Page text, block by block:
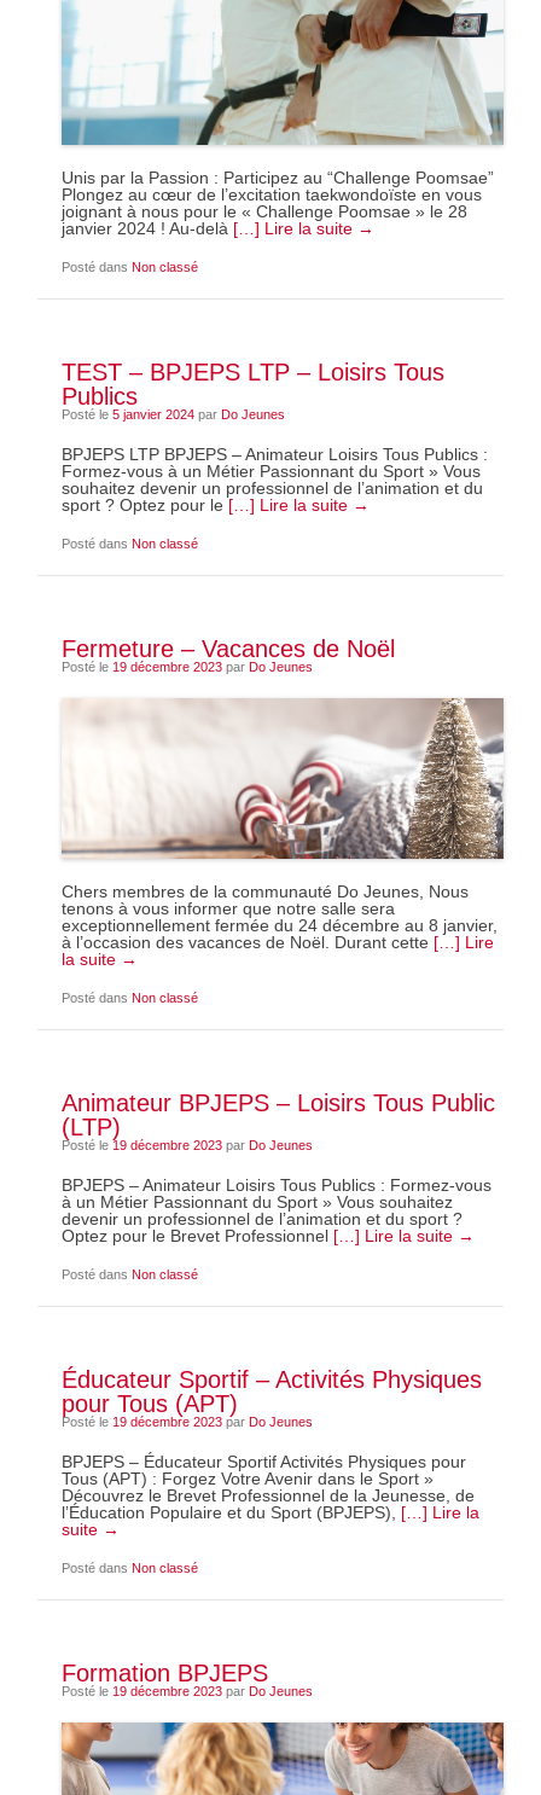
Unis par la Passion : Participez au “Challenge Poomsae”
Plongez au cœur de l’excitation taekwondoïste en vous
joignant à nous pour le « Challenge Poomsae » le 28
janvier 2024 ! Au-delà […] Lire la suite →
Posté dansNon classé
TEST – BPJEPS LTP – Loisirs Tous
Publics
Posté le5 janvier 2024 parDo Jeunes
BPJEPS LTP BPJEPS – Animateur Loisirs Tous Publics :
Formez-vous à un Métier Passionnant du Sport » Vous
souhaitez devenir un professionnel de l’animation et du
sport ? Optez pour le […] Lire la suite →
Posté dansNon classé
Fermeture – Vacances de Noël
Posté le 19 décembre 2023 parDo Jeunes
Chers membres de la communauté Do Jeunes, Nous
tenons à vous informer que notre salle sera
exceptionnellement fermée du 24 décembre au 8 janvier,
à l’occasion des vacances de Noël. Durant cette […] Lire
la suite →
Posté dansNon classé
Animateur BPJEPS – Loisirs Tous Public
(LTP)
Posté le19 décembre 2023 parDo Jeunes
BPJEPS – Animateur Loisirs Tous Publics : Formez-vous
à un Métier Passionnant du Sport » Vous souhaitez
devenir un professionnel de l’animation et du sport ?
Optez pour le Brevet Professionnel […] Lire la suite →
Posté dansNon classé
Éducateur Sportif – Activités Physiques
pour Tous (APT)
Posté le 19 décembre 2023 parDo Jeunes
BPJEPS – Éducateur Sportif Activités Physiques pour
Tous (APT) : Forgez Votre Avenir dans le Sport »
Découvrez le Brevet Professionnel de la Jeunesse, de
l’Éducation Populaire et du Sport (BPJEPS), […] Lire la
suite →
Posté dansNon classé
Formation BPJEPS
Posté le 19 décembre 2023 parDo Jeunes